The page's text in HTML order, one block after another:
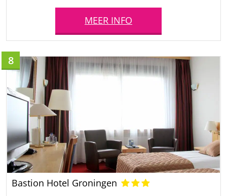
MEER INFO
8
Bastion Hotel Groningen